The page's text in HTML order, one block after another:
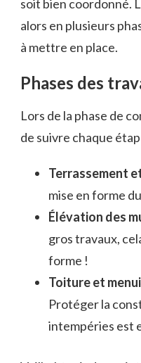
soit bien coordonné.
alors en plusieurs
à mettre en place.
Phases des
Lors de la phase de
de suivre chaque
Terrassement
mise en forme
Élévation des
gros travaux,
forme !
Toiture et
Protéger la
intempéries est